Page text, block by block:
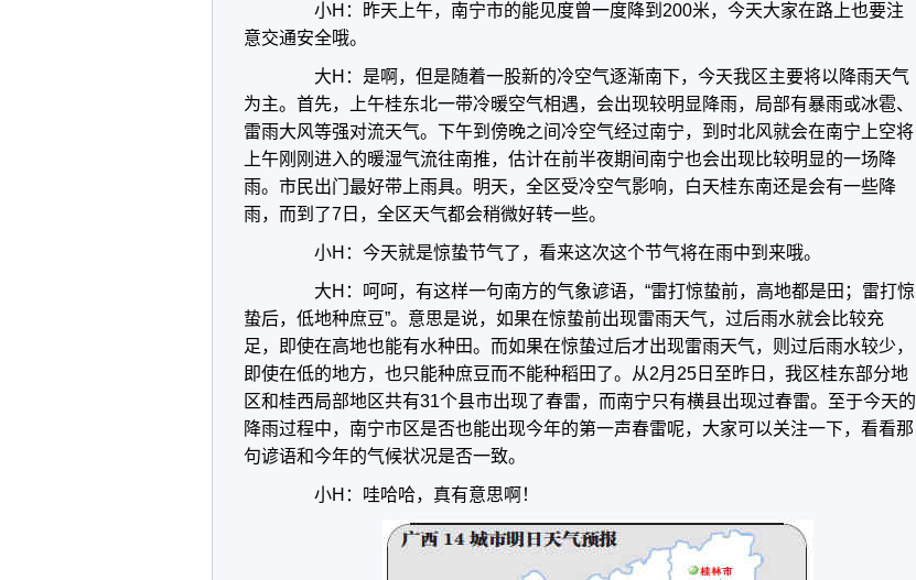
小H：昨天上午，南宁市的能见度曾一度降到200米，今天大家在路上也要注
意交通安全哦。
大H：是啊，但是随着一股新的冷空气逐渐南下，今天我区主要将以降雨天气
为主。首先，上午桂东北一带冷暖空气相遇，会出现较明显降雨，局部有暴雨或冰雹、
雷雨大风等强对流天气。下午到傍晚之间冷空气经过南宁，到时北风就会在南宁上空将
上午刚刚进入的暖湿气流往南推，估计在前半夜期间南宁也会出现比较明显的一场降
雨。市民出门最好带上雨具。明天，全区受冷空气影响，白天桂东南还是会有一些降
雨，而到了7日，全区天气都会稍微好转一些。
小H：今天就是惊蛰节气了，看来这次这个节气将在雨中到来哦。
大H：呵呵，有这样一句南方的气象谚语，“雷打惊蛰前，高地都是田；雷打惊
蛰后，低地种庶豆”。意思是说，如果在惊蛰前出现雷雨天气，过后雨水就会比较充
足，即使在高地也能有水种田。而如果在惊蛰过后才出现雷雨天气，则过后雨水较少，
即使在低的地方，也只能种庶豆而不能种稻田了。从2月25日至昨日，我区桂东部分地
区和桂西局部地区共有31个县市出现了春雷，而南宁只有横县出现过春雷。至于今天的
降雨过程中，南宁市区是否也能出现今年的第一声春雷呢，大家可以关注一下，看看那
句谚语和今年的气候状况是否一致。
小H：哇哈哈，真有意思啊！